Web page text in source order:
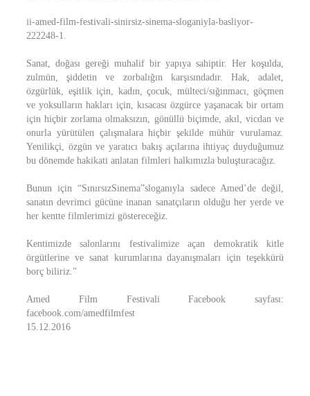
ii-amed-film-festivali-sinirsiz-sinema-sloganiyla-basliyor-
222248-1.
Sanat, doğası gereği muhalif bir yapıya sahiptir. Her koşulda,
zulmün, şiddetin ve zorbalığın karşısındadır. Hak, adalet,
özgürlük, eşitlik için, kadın, çocuk, mülteci/sığınmacı, göçmen
ve yoksulların hakları için, kısacası özgürce yaşanacak bir ortam
için hiçbir zorlama olmaksızın, gönüllü biçimde, akıl, vicdan ve
onurla yürütülen çalışmalara hiçbir şekilde mühür vurulamaz.
Yenilikçi, özgün ve yaratıcı bakış açılarına ihtiyaç duyduğumuz
bu dönemde hakikati anlatan filmleri halkımızla buluşturacağız.
Bunun için “SınırsızSinema”sloganıyla sadece Amed’de değil,
sanatın devrimci gücüne inanan sanatçıların olduğu her yerde ve
her kentte filmlerimizi göstereceğiz.
Kentimizde salonlarını festivalimize açan demokratik kitle
örgütlerine ve sanat kurumlarına dayanışmaları için teşekkürü
borç biliriz."
Amed Film Festivali Facebook sayfası:
facebook.com/amedfilmfest
15.12.2016